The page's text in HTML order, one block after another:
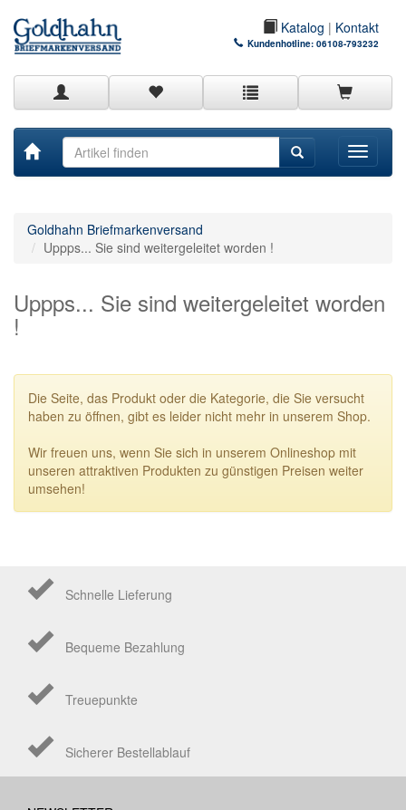
Katalog | Kontakt
Kundenhotline: 06108-793232
Toggle
Goldhahn Briefmarkenversand
Uppps... Sie sind weitergeleitet worden !
Uppps... Sie sind weitergeleitet worden
!
Die Seite, das Produkt oder die Kategorie, die Sie versucht
haben zu öffnen, gibt es leider nicht mehr in unserem Shop.
Wir freuen uns, wenn Sie sich in unserem Onlineshop mit
unseren attraktiven Produkten zu günstigen Preisen weiter
umsehen!
Schnelle Lieferung
Bequeme Bezahlung
Treuepunkte
Sicherer Bestellablauf